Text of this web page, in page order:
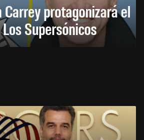
Carrey protagonizará el
Supersónicos